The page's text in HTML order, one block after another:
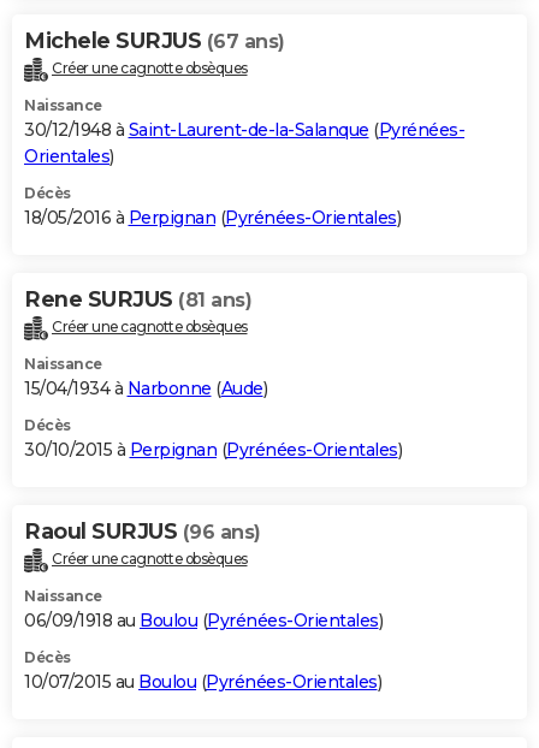
Michele SURJUS (67 ans)
Créer une cagnotte obsèques
Naissance
30/12/1948 à Saint-Laurent-de-la-Salanque (Pyrénées-
Orientales)
Décès
18/05/2016 à Perpignan (Pyrénées-Orientales)
Rene SURJUS (81 ans)
Créer une cagnotte obsèques
Naissance
15/04/1934 à Narbonne (Aude)
Décès
30/10/2015 à Perpignan (Pyrénées-Orientales)
Raoul SURJUS (96 ans)
Créer une cagnotte obsèques
Naissance
06/09/1918 au Boulou (Pyrénées-Orientales)
Décès
10/07/2015 au Boulou (Pyrénées-Orientales)